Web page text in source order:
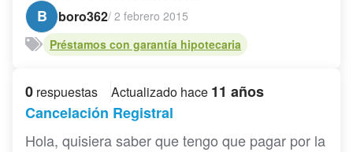
B
boro362/ 2 febrero 2015
Préstamos con garantía hipotecaria
0 respuestas Actualizado hace 11 años
Cancelación Registral
Hola, quisiera saber que tengo que pagar por la